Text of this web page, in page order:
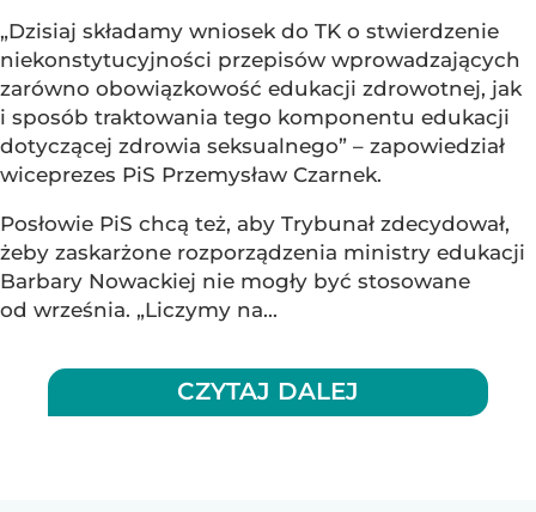
„Dzisiaj składamy wniosek do TK o stwierdzenie
niekonstytucyjności przepisów wprowadzających
zarówno obowiązkowość edukacji zdrowotnej, jak
i sposób traktowania tego komponentu edukacji
dotyczącej zdrowia seksualnego” – zapowiedział
wiceprezes PiS Przemysław Czarnek.
Posłowie PiS chcą też, aby Trybunał zdecydował,
żeby zaskarżone rozporządzenia ministry edukacji
Barbary Nowackiej nie mogły być stosowane
od września. „Liczymy na...
CZYTAJ DALEJ